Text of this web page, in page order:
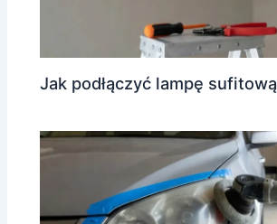
Jak podłączyć lampę sufitową